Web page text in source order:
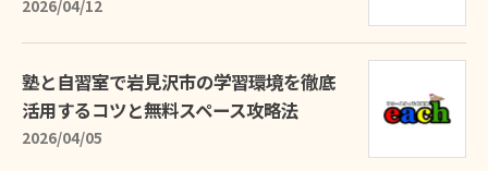
2026/04/12
塾と自習室で岩見沢市の学習環境を徹底
活用するコツと無料スペース攻略法
2026/04/05